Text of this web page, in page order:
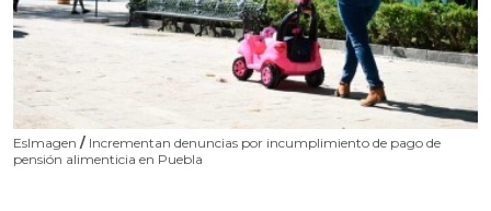
EsImagen / Incrementan denuncias por incumplimiento de pago de
pensión alimenticia en Puebla